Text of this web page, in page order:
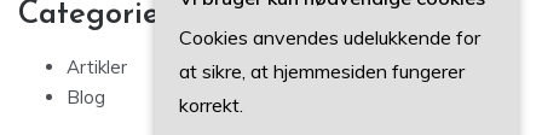
Categories
Artikler
Blog
Cookies anvendes udelukkende for
at sikre, at hjemmesiden fungerer
korrekt.